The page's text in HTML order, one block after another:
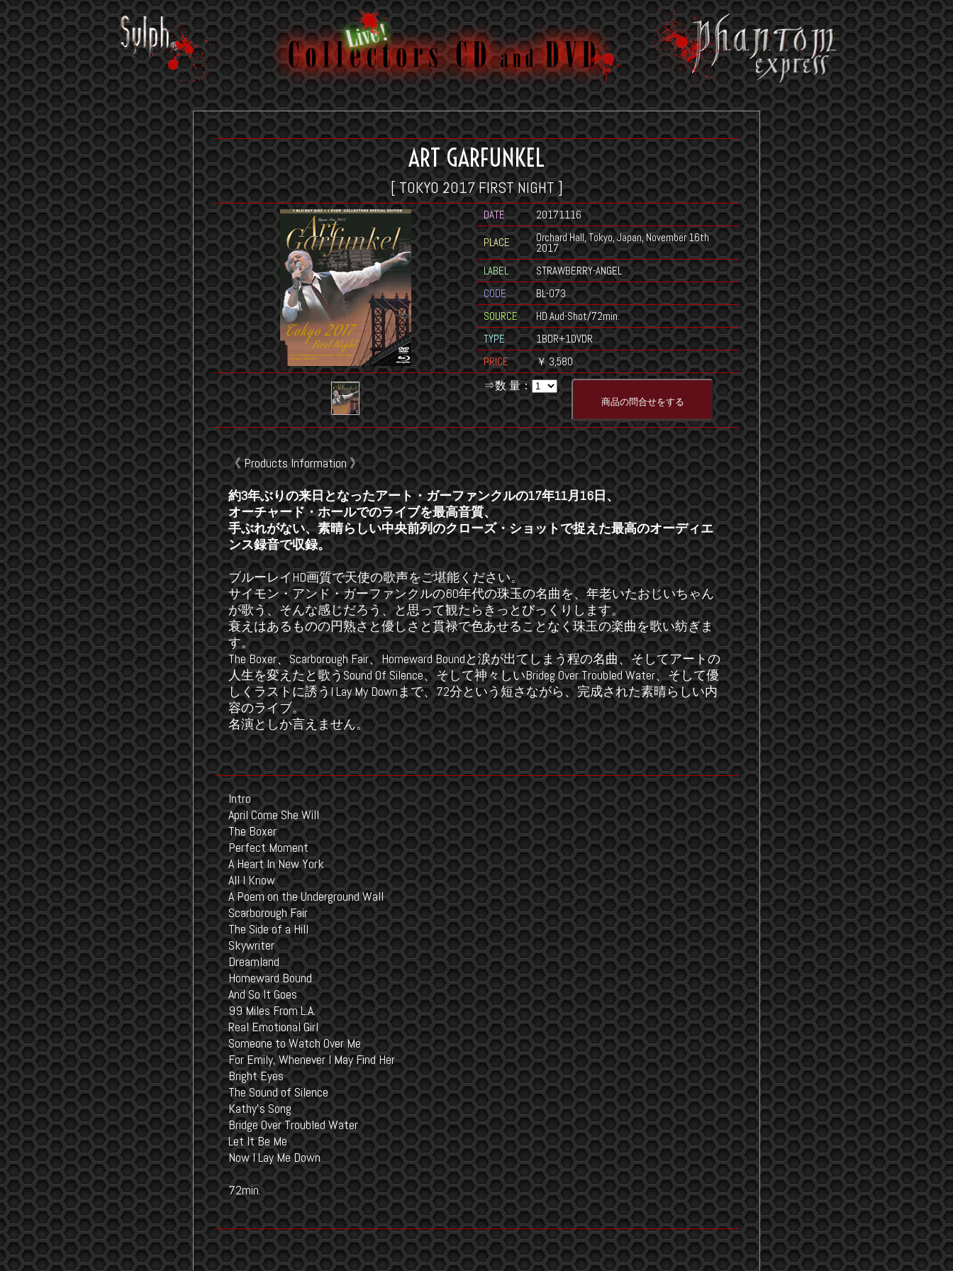
ART GARFUNKEL
[ TOKYO 2017 FIRST NIGHT ]
DATE 20171116
PLACE Orchard Hall, Tokyo, Japan, November 16th
2017
LABEL
STRAWBERRY-ANGEL
CODE
BL-073
SOURCE
HD Aud-Shot/72min.
TYPE
1BDR+1DVDR
PRICE
￥ 3,580
⇒数 量：
《 Products Information 》
約3年ぶりの来日となったアート・ガーファンクルの17年11月16日、
オーチャード・ホールでのライブを最高音質、
手ぶれがない、素晴らしい中央前列のクローズ・ショットで捉えた最高のオーディエ
ンス録音で収録。
ブルーレイHD画質で天使の歌声をご堪能ください。
サイモン・アンド・ガーファンクルの60年代の珠玉の名曲を、年老いたおじいちゃん
が歌う、そんな感じだろう、と思って観たらきっとびっくりします。
衰えはあるものの円熟さと優しさと貫禄で色あせることなく珠玉の楽曲を歌い紡ぎま
す。
The Boxer、Scarborough Fair、Homeward Boundと涙が出てしまう程の名曲、そしてアートの
人生を変えたと歌うSound Of Silence、そして神々しいBrideg Over Troubled Water、そして優
しくラストに誘うI Lay My Downまで、72分という短さながら、完成された素晴らしい内
容のライブ。
名演としか言えません。
Intro
April Come She Will
The Boxer
Perfect Moment
A Heart In New York
All I Know
A Poem on the Underground Wall
Scarborough Fair
The Side of a Hill
Skywriter
Dreamland
Homeward Bound
And So It Goes
99 Miles From L.A.
Real Emotional Girl
Someone to Watch Over Me
For Emily, Whenever I May Find Her
Bright Eyes
The Sound of Silence
Kathy's Song
Bridge Over Troubled Water
Let It Be Me
Now I Lay Me Down
72min.